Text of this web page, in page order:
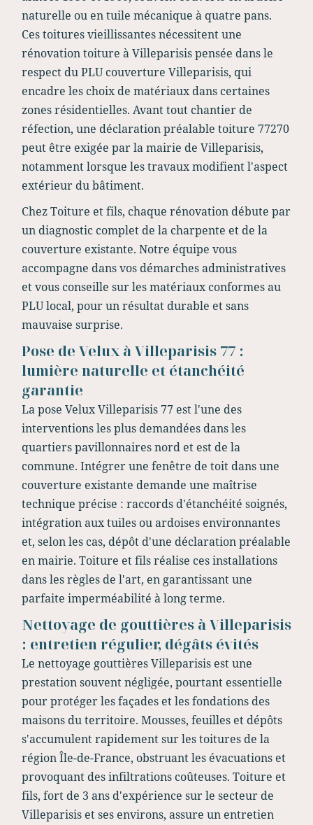
naturelle ou en tuile mécanique à quatre pans.
Ces toitures vieillissantes nécessitent une
rénovation toiture à Villeparisis pensée dans le
respect du PLU couverture Villeparisis, qui
encadre les choix de matériaux dans certaines
zones résidentielles. Avant tout chantier de
réfection, une déclaration préalable toiture 77270
peut être exigée par la mairie de Villeparisis,
notamment lorsque les travaux modifient l'aspect
extérieur du bâtiment.
Chez Toiture et fils, chaque rénovation débute par
un diagnostic complet de la charpente et de la
couverture existante. Notre équipe vous
accompagne dans vos démarches administratives
et vous conseille sur les matériaux conformes au
PLU local, pour un résultat durable et sans
mauvaise surprise.
Pose de Velux à Villeparisis 77 :
lumière naturelle et étanchéité
garantie
La pose Velux Villeparisis 77 est l'une des
interventions les plus demandées dans les
quartiers pavillonnaires nord et est de la
commune. Intégrer une fenêtre de toit dans une
couverture existante demande une maîtrise
technique précise : raccords d'étanchéité soignés,
intégration aux tuiles ou ardoises environnantes
et, selon les cas, dépôt d'une déclaration préalable
en mairie. Toiture et fils réalise ces installations
dans les règles de l'art, en garantissant une
parfaite imperméabilité à long terme.
Nettoyage de gouttières à Villeparisis
: entretien régulier, dégâts évités
Le nettoyage gouttières Villeparisis est une
prestation souvent négligée, pourtant essentielle
pour protéger les façades et les fondations des
maisons du territoire. Mousses, feuilles et dépôts
s'accumulent rapidement sur les toitures de la
région Île-de-France, obstruant les évacuations et
provoquant des infiltrations coûteuses. Toiture et
fils, fort de 3 ans d'expérience sur le secteur de
Villeparisis et ses environs, assure un entretien